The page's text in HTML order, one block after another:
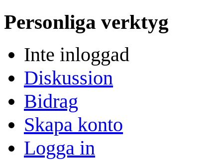
Personliga verktyg
Inte inloggad
Diskussion
Bidrag
Skapa konto
Logga in